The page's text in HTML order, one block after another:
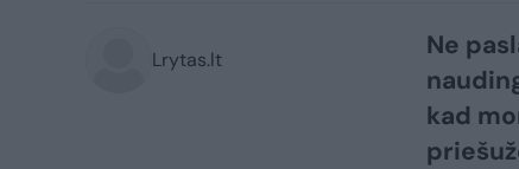
Lrytas.lt
Ne
kad